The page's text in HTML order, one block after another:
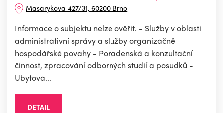
Masarykova 427/31, 60200 Brno
Informace o subjektu nelze ověřit. - Služby v oblasti
administrativní správy a služby organizačně
hospodářské povahy - Poradenská a konzultační
činnost, zpracování odborných studií a posudků -
Ubytova...
DETAIL